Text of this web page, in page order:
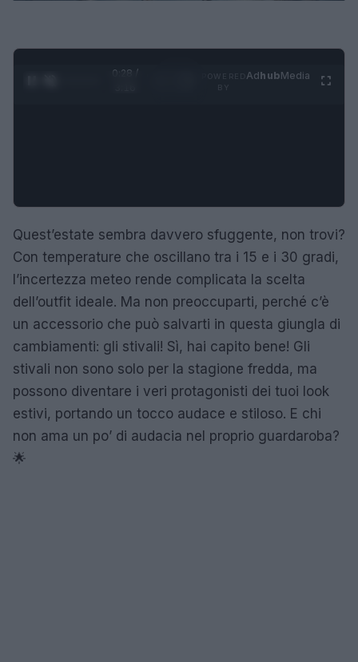
0:29 /
AdhubMedia
Quest’estate sembra davvero sfuggente, non trovi?
Con temperature che oscillano tra i 15 e i 30 gradi,
l’incertezza meteo rende complicata la scelta
dell’outfit ideale. Ma non preoccuparti, perché c’è
un accessorio che può salvarti in questa giungla di
cambiamenti: gli stivali! Sì, hai capito bene! Gli
stivali non sono solo per la stagione fredda, ma
possono diventare i veri protagonisti dei tuoi look
estivi, portando un tocco audace e stiloso. E chi
non ama un po’ di audacia nel proprio guardaroba?
🌟